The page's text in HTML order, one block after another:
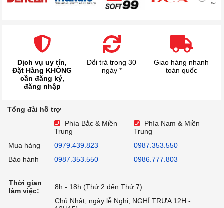
Dịch vụ uy tín,
Đặt Hàng KHÔNG
cần đăng ký,
đăng nhập
Đổi trả trong 30
ngày *
Giao hàng nhanh
toàn quốc
Tổng đài hỗ trợ
Phía Bắc & Miền
Trung
Phía Nam & Miền
Trung
Mua hàng
0979.439.823
0987.353.550
Bảo hành
0987.353.550 0986.777.803
Thời gian
làm việc:
8h - 18h (Thứ 2 đến Thứ 7)
Chủ Nhật, ngày lễ Nghỉ, NGHỈ TRƯA 12H -